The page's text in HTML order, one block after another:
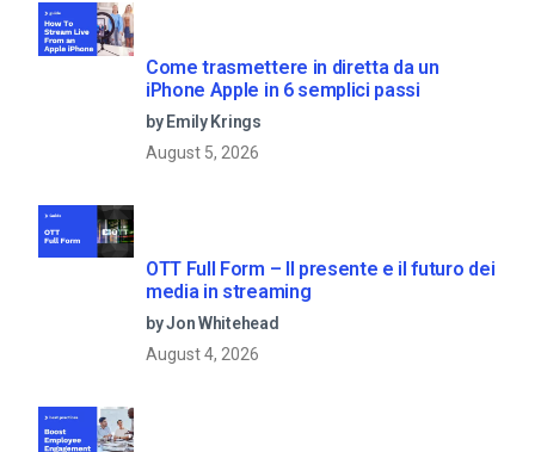
Come trasmettere in diretta da un
iPhone Apple in 6 semplici passi
by Emily Krings
August 5, 2026
OTT Full Form – Il presente e il futuro dei
media in streaming
by Jon Whitehead
August 4, 2026